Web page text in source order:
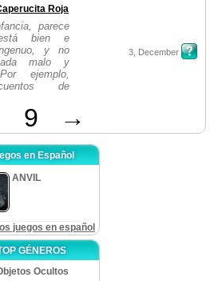
Roja
parece
bien e
y no
malo y
ejemplo,
de
3, December
9 →
en Español
ANVIL
juegos en español
GÉNEROS
Ocultos